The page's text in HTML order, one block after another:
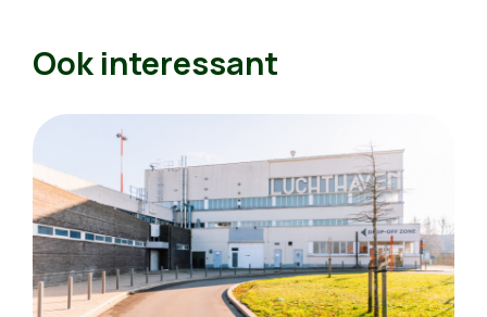
Ook interessant